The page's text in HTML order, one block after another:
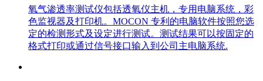
氧气渗透率测试仪包括透氧仪主机，专用电脑系统，彩
色监视器及打印机。MOCON 专利的电脑软件按照您选
定的检测形式及设定进行测试。测试结果可以按固定的
格式打印或通过信号接口输入到公司主电脑系统.